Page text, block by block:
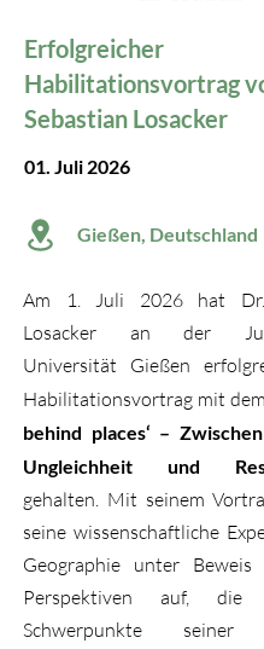
Erfolgreicher
Habilitationsvortrag
Sebastian Losacker
01. Juli 2026
Gießen, Deutschland
Am 1. Juli 2026 hat Dr.
Losacker an der
Universität Gießen
Habilitationsvortrag mit
behind places‘ –
Ungleichheit und
gehalten. Mit seinem
seine wissenschaftliche
Geographie unter
Perspektiven auf,
Schwerpunkte seiner